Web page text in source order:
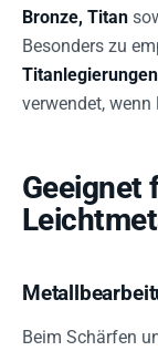
Bronze, Titan
Besonders zu
Titanlegierungen
verwendet,
Geeignet
Beim Schärfen